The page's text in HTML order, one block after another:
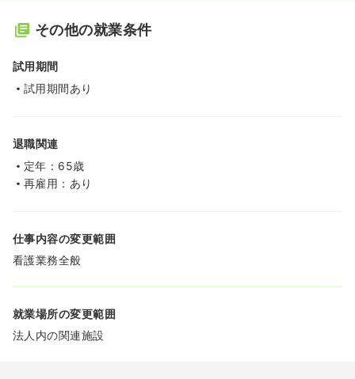
その他の就業条件
試用期間
試用期間あり
退職関連
定年：65歳
再雇用：あり
仕事内容の変更範囲
看護業務全般
就業場所の変更範囲
法人内の関連施設